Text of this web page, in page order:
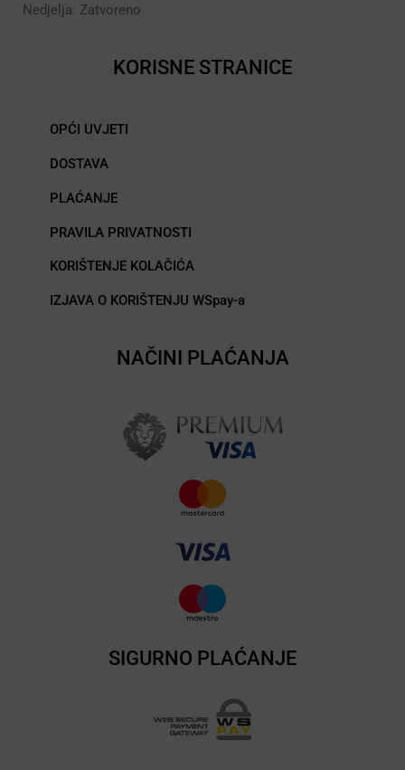
Nedjelja: Zatvoreno
KORISNE STRANICE
OPĆI UVJETI
DOSTAVA
PLAĆANJE
PRAVILA PRIVATNOSTI
KORIŠTENJE KOLAČIĆA
IZJAVA O KORIŠTENJU WSpay-a
NAČINI PLAĆANJA
SIGURNO PLAĆANJE